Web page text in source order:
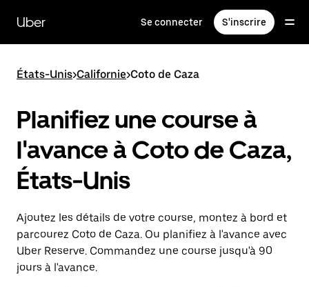
contenu
principal
Uber Se connecter S'inscrire
États-Unis>Californie>Coto de Caza
Planifiez une course à
l'avance à Coto de Caza,
États-Unis
Ajoutez les détails de votre course, montez à bord et
parcourez Coto de Caza. Ou planifiez à l'avance avec
Uber Reserve. Commandez une course jusqu'à 90
jours à l'avance.